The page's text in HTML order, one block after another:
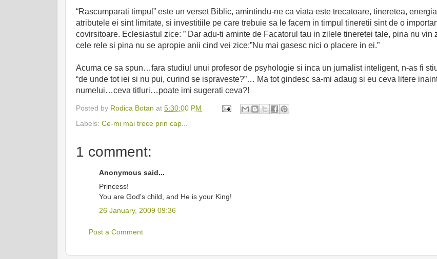
“Rascumparati timpul” este un verset Biblic, amintindu-ne ca viata este trecatoare, tineretea,
atributele ei sint limitate, si investitiile pe care trebuie sa le facem in timpul tineretii sint de o
covirsitoare. Eclesiastul zice: ” Dar adu-ti aminte de Facatorul tau in zilele tineretei tale, pina nu vin
cele rele si pina nu se apropie anii cind vei zice:”Nu mai gasesc nici o placere in ei.”
Acuma ce sa spun…fara studiul unui profesor de psyhologie si inca un jurnalist inteligent, n-as fi
“de unde tot iei si nu pui, curind se ispraveste?”… Ma tot gindesc sa-mi adaug si eu ceva litere
numelui…ceva titluri…poate imi sugerati ceva?!
Posted by Rodica Botan at 5:30:00 PM
Labels: Ce-mi mai trece prin cap...
1 comment:
Anonymous said...
Princess!
You are God's child, and He is your King!
26 January, 2009 09:36
Post a Comment